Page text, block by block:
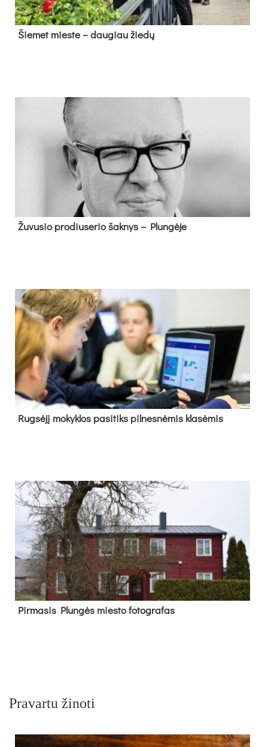
Šie­met mies­te – dau­giau žie­dų
Žu­vu­sio pro­diu­se­rio šak­nys – Plun­gė­je
Rug­sė­jį mo­kyk­los pa­si­tiks pil­nes­nė­mis kla­sė­mis
Pir­ma­sis Plun­gės mies­to fo­tog­ra­fas
Pravartu žinoti